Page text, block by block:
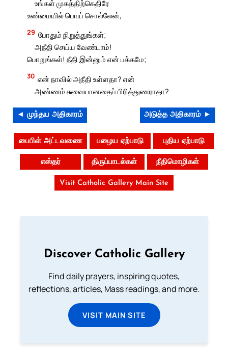
உங்கள் முகத்திற்கெதிரே
உண்மையில் பொய் சொல்லேன்,
29 போதும் நிறுத்துங்கள்;
அநீதி செய்ய வேண்டாம்!
பொறுங்கள்! நீதி இன்னும் என் பக்கமே;
30 என் நாவில் அநீதி உள்ளதா? என்
அண்ணம் சுவையானதைப் பிரித்துணராதா?
◄ முந்தய அதிகாரம் அடுத்த அதிகாரம் ►
பைபிள் அட்டவணை பழைய ஏற்பாடு புதிய ஏற்பாடு
எஸ்தர் திருப்பாடல்கள் நீதிமொழிகள்
Visit Catholic Gallery Main Site
Discover Catholic Gallery
Find daily prayers, inspiring quotes,
reflections, articles, Mass readings, and more.
VISIT MAIN SITE